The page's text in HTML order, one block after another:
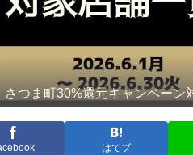
つま町30%還元キャンペーン
はてブ